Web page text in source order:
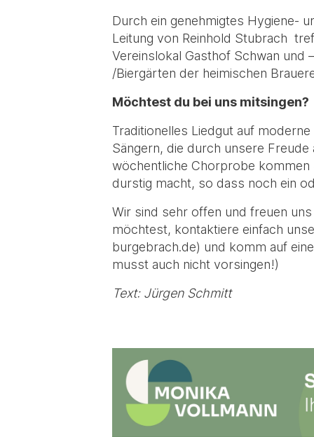
Durch ein genehmigtes Hygiene-
Leitung von Reinhold Stubrach
Vereinslokal Gasthof Schwan und
/Biergärten der heimischen
Möchtest du bei uns mitsingen?
Traditionelles Liedgut auf
Sängern, die durch unsere
wöchentliche Chorprobe kommen
durstig macht, so dass noch ein
Wir sind sehr offen und freuen
möchtest, kontaktiere einfach
burgebrach.de) und komm auf
musst auch nicht vorsingen!)
Text: Jürgen Schmitt